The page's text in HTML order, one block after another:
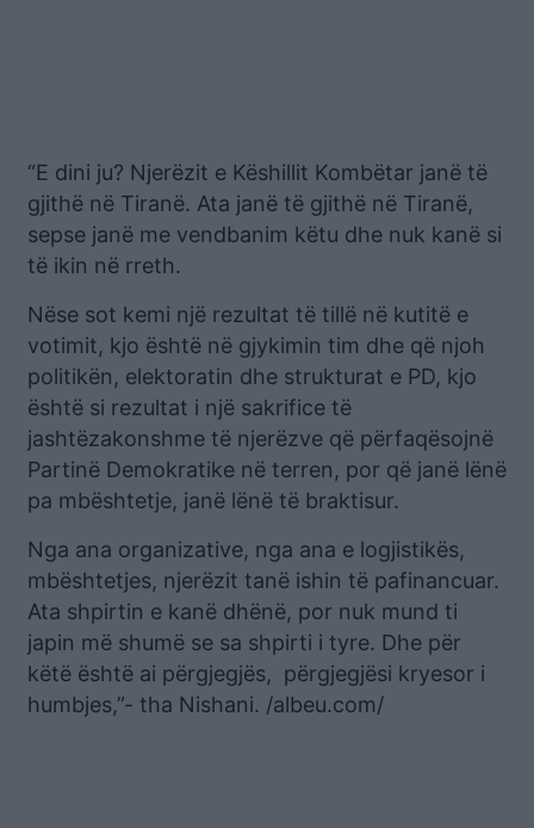
“E dini ju? Njerëzit e Këshillit Kombëtar janë të
gjithë në Tiranë. Ata janë të gjithë në Tiranë,
sepse janë me vendbanim këtu dhe nuk kanë si
të ikin në rreth.
Nëse sot kemi një rezultat të tillë në kutitë e
votimit, kjo është në gjykimin tim dhe që njoh
politikën, elektoratin dhe strukturat e PD, kjo
është si rezultat i një sakrifice të
jashtëzakonshme të njerëzve që përfaqësojnë
Partinë Demokratike në terren, por që janë lënë
pa mbështetje, janë lënë të braktisur.
Nga ana organizative, nga ana e logjistikës,
mbështetjes, njerëzit tanë ishin të pafinancuar.
Ata shpirtin e kanë dhënë, por nuk mund ti
japin më shumë se sa shpirti i tyre. Dhe për
këtë është ai përgjegjës, përgjegjësi kryesor i
humbjes,”- tha Nishani. /albeu.com/